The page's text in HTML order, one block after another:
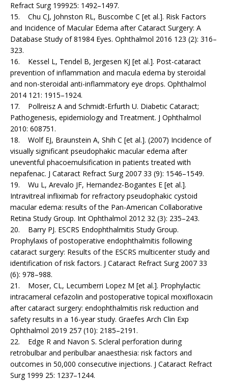
Refract Surg 199925: 1492–1497.
15. Chu CJ, Johnston RL, Buscombe C [et al.]. Risk Factors
and Incidence of Macular Edema after Cataract Surgery: A
Database Study of 81984 Eyes. Ophthalmol 2016 123 (2): 316–
323.
16. Kessel L, Tendel B, Jergesen KJ [et al.]. Post-cataract
prevention of inflammation and macula edema by steroidal
and non-steroidal anti-inflammatory eye drops. Ophthalmol
2014 121: 1915–1924.
17. Pollreisz A and Schmidt-Erfurth U. Diabetic Cataract;
Pathogenesis, epidemiology and Treatment. J Ophthalmol
2010: 608751.
18. Wolf EJ, Braunstein A, Shih C [et al.]. (2007) Incidence of
visually significant pseudophakic macular edema after
uneventful phacoemulsification in patients treated with
nepafenac. J Cataract Refract Surg 2007 33 (9): 1546–1549.
19. Wu L, Arevalo JF, Hernandez-Bogantes E [et al.].
Intravitreal infliximab for refractory pseudophakic cystoid
macular edema: results of the Pan-American Collaborative
Retina Study Group. Int Ophthalmol 2012 32 (3): 235–243.
20. Barry PJ. ESCRS Endophthalmitis Study Group.
Prophylaxis of postoperative endophthalmitis following
cataract surgery: Results of the ESCRS multicenter study and
identification of risk factors. J Cataract Refract Surg 2007 33
(6): 978–988.
21. Moser, CL, Lecumberri Lopez M [et al.]. Prophylactic
intracameral cefazolin and postoperative topical moxifloxacin
after cataract surgery: endophthalmitis risk reduction and
safety results in a 16-year study. Graefes Arch Clin Exp
Ophthalmol 2019 257 (10): 2185–2191.
22. Edge R and Navon S. Scleral perforation during
retrobulbar and peribulbar anaesthesia: risk factors and
outcomes in 50,000 consecutive injections. J Cataract Refract
Surg 1999 25: 1237–1244.